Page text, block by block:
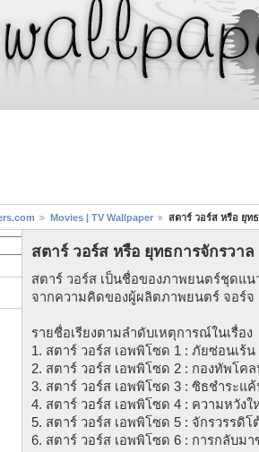
Movies | TV Wallpaper สตาร์ วอร์ส หรือ ยุท
สตาร์ วอร์ส หรือ ยุทธการจักรวาล
สตาร์ วอร์ส เป็นชื่อของภาพยนตร์ชุดแ
จากความคิดของผู้ผลิตภาพยนตร์ จอร์จ
รายชื่อเรียงตามลำดับเหตุการณ์ในเรื่อง
1. สตาร์ วอร์ส เอพพิโซด 1 : ภัยซ่อนเร้น
2. สตาร์ วอร์ส เอพพิโซด 2 : กองทัพโค
3. สตาร์ วอร์ส เอพพิโซด 3 : ซิธชำระแค้
4. สตาร์ วอร์ส เอพพิโซด 4 : ความหวังใ
5. สตาร์ วอร์ส เอพพิโซด 5 : จักรวรรดิโ
6. สตาร์ วอร์ส เอพพิโซด 6 : การกลับมา